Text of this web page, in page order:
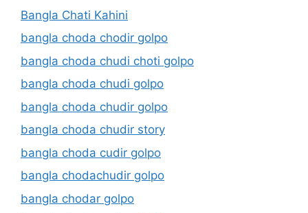
Bangla Chati Kahini
bangla choda chodir golpo
bangla choda chudi choti golpo
bangla choda chudi golpo
bangla choda chudir golpo
bangla choda chudir story
bangla choda cudir golpo
bangla chodachudir golpo
bangla chodar golpo